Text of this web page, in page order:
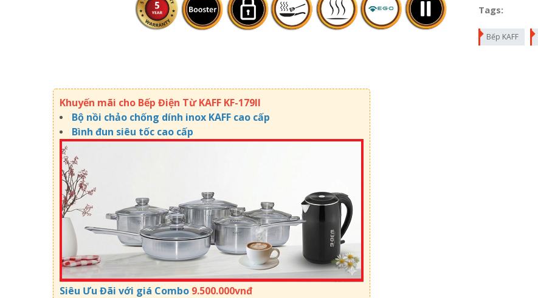
Tags:
Bếp KAFF
Khuyến mãi cho Bếp Điện Từ KAFF KF-179II
Bộ nồi chảo chống dính inox KAFF cao cấp
Bình đun siêu tốc cao cấp
Siêu Ưu Đãi với giá Combo 9.500.000vnđ